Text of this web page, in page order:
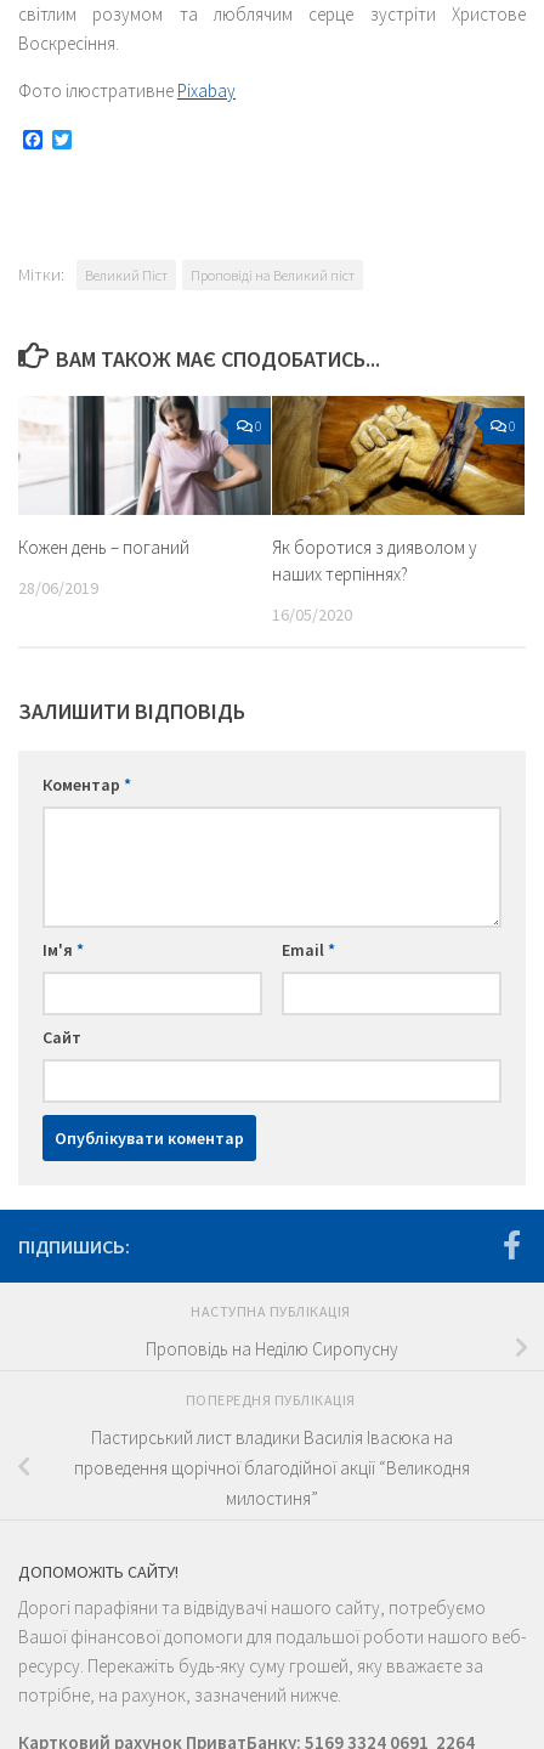
світлим розумом та люблячим серце зустріти Христове
Воскресіння.
Фото ілюстративне Pixabay
Facebook
Мітки: Великий Піст Проповіді на Великий піст
ВАМ ТАКОЖ МАЄ СПОДОБАТИСЬ...
0
Кожен день – поганий
28/06/2019
0
Як боротися з дияволом у
наших терпіннях?
16/05/2020
ЗАЛИШИТИ ВІДПОВІДЬ
Коментар *
Ім'я * Email*
Сайт
ПІДПИШИСЬ:
НАСТУПНА ПУБЛІКАЦІЯ
Проповідь на Неділю Сиропусну
ПОПЕРЕДНЯ ПУБЛІКАЦІЯ
Пастирський лист владики Василія Івасюка на
проведення щорічної благодійної акції “Великодня
милостиня”
ДОПОМОЖІТЬ САЙТУ!
Дорогі парафіяни та відвідувачі нашого сайту, потребуємо
Вашої фінансової допомоги для подальшої роботи нашого веб-
ресурсу. Перекажіть будь-яку суму грошей, яку вважаєте за
потрібне, на рахунок, зазначений нижче.
Картковий рахунок ПриватБанку: 5169 3324 0691 2264